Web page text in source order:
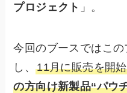
プロジェクト 」。
今回のブースではこ
し、11月に販売を開
の方向け新製品“パウ